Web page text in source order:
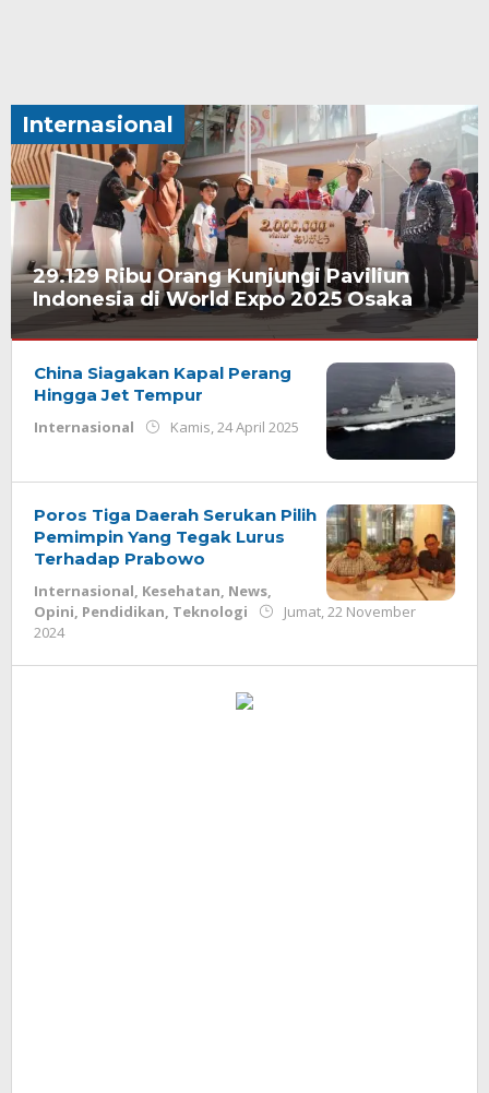
29.129 Ribu Orang Kunjungi Paviliun
Indonesia di World Expo 2025 Osaka
Internasional
Senin,
Agustus
oleh
Internasional
China Siagakan Kapal Perang
Hingga Jet Tempur
Internasional Kamis, 24 April 2025
oleh
Redaksi
Poros Tiga Daerah Serukan Pilih
Pemimpin Yang Tegak Lurus
Terhadap Prabowo
Internasional Kesehatan News
Opini Pendidikan Teknologi
Jumat, 22 November
2024